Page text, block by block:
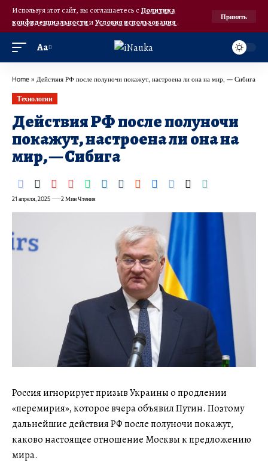
Используя этот сайт, вы соглашаетесь с Политика
конфиденциальностииУсловия использования.
Принять
Аа
Home » Действия РФ после полуночи покажут, настроена ли она на мир, — Сибига
Технологии
Действия РФ после полуночи
покажут, настроена ли она на
мир, — Сибига
21 апреля, 2025 2 Мин Чтения
Россия игнорирует призыв Украины о продлении
«перемирия», которое вчера объявил Путин. Поэтому
дальнейшие действия РФ после полуночи покажут,
каково настоящее отношение Москвы к предложению
мира.